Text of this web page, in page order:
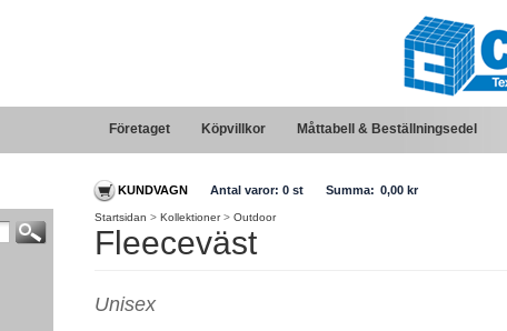
KUNDVAGN Antal varor: 0 st Summa: 0,00 kr
Företaget Köpvillkor Måttabell & Beställningsedel
Startsidan > Kollektioner> Outdoor
Fleeceväst
Unisex